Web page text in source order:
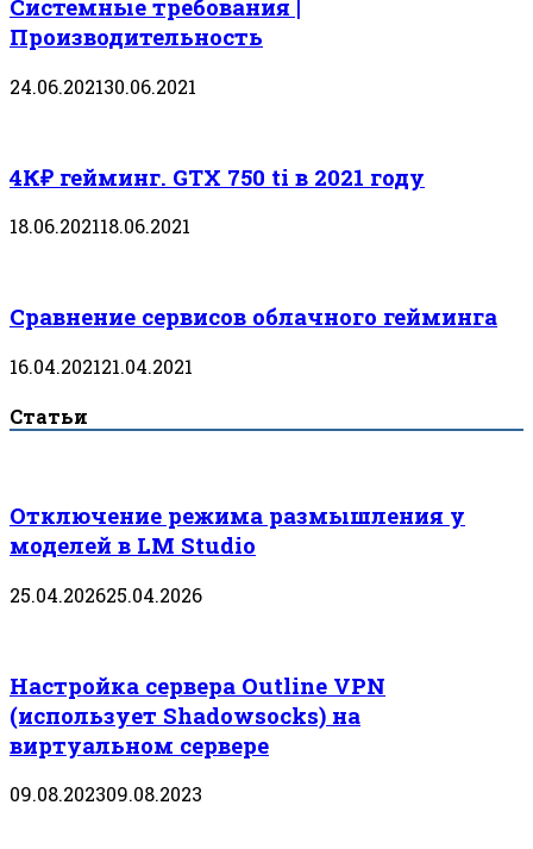
Системные требования |
Производительность
24.06.202130.06.2021
4К₽ гейминг. GTX 750 ti в 2021 году
18.06.202118.06.2021
Сравнение сервисов облачного гейминга
16.04.202121.04.2021
Статьи
Отключение режима размышления у
моделей в LM Studio
25.04.202625.04.2026
Настройка сервера Outline VPN
(использует Shadowsocks) на
виртуальном сервере
09.08.202309.08.2023